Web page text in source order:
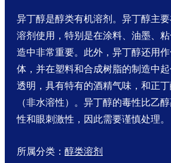
异丁醇是醇类有机溶剂。异丁醇主
溶剂使用，特别是在涂料、油墨、
造中非常重要。此外，异丁醇还用
体，并在塑料和合成树脂的制造中
透明，具有特有的酒精气味，和正
（非水溶性）。异丁醇的毒性比乙
性和眼刺激性，因此需要谨慎处理。
所属分类： 醇类溶剂